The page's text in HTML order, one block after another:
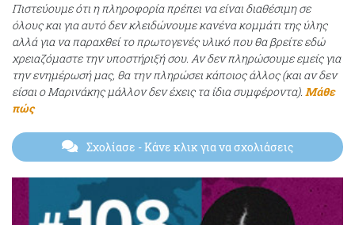
Πιστεύουμε ότι η πληροφορία πρέπει να είναι διαθέσιμη σε
όλους και για αυτό δεν κλειδώνουμε κανένα κομμάτι της ύλης
αλλά για να παραχθεί το πρωτογενές υλικό που θα βρείτε εδώ
χρειαζόμαστε την υποστήριξή σου. Αν δεν πληρώσουμε εμείς για
την ενημέρωσή μας, θα την πληρώσει κάποιος άλλος (και αν δεν
είσαι ο Μαρινάκης μάλλον δεν έχεις τα ίδια συμφέροντα). Μάθε
πώς
Σχολίασε - Κάνε κλικ για να σχολιάσεις